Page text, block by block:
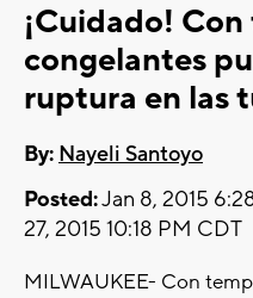
¡Cuidado!
congelantes
ruptura en las
By: Nayeli Santoyo
Posted:Jan 8, 2015
27, 2015 10:18 PM CDT
MILWAUKEE- Con